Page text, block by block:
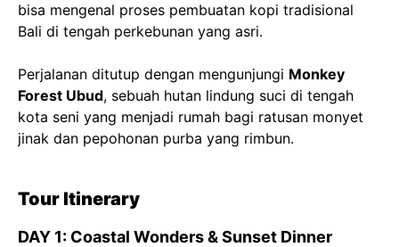
bisa mengenal proses pembuatan kopi tradisional
Bali di tengah perkebunan yang asri.
Perjalanan ditutup dengan mengunjungi Monkey
Forest Ubud, sebuah hutan lindung suci di tengah
kota seni yang menjadi rumah bagi ratusan monyet
jinak dan pepohonan purba yang rimbun.
Tour Itinerary
DAY 1: Coastal Wonders & Sunset Dinner